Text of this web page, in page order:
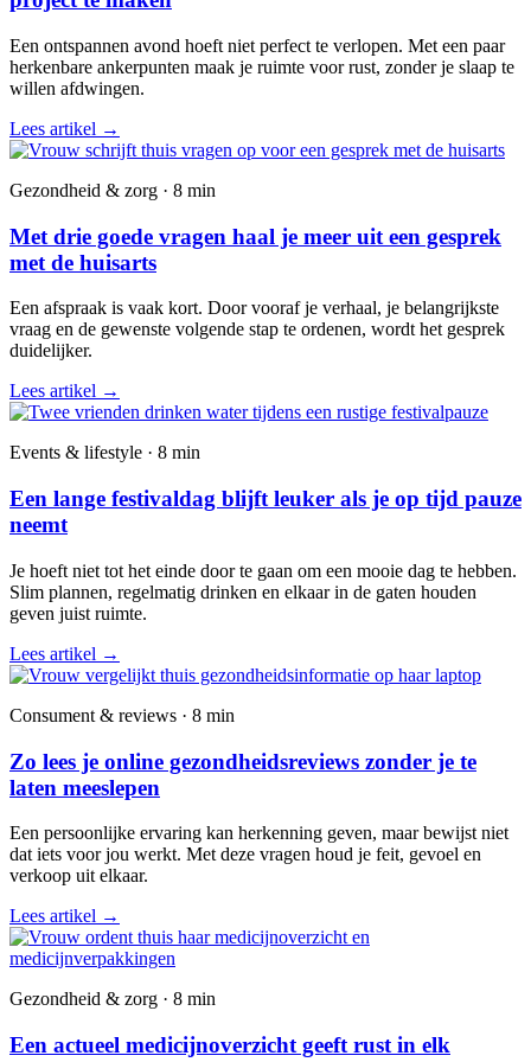
Een ontspannen avond hoeft niet perfect te verlopen. Met een paar
herkenbare ankerpunten maak je ruimte voor rust, zonder je slaap te
willen afdwingen.
Lees artikel →
Gezondheid & zorg · 8 min
Met drie goede vragen haal je meer uit een gesprek
met de huisarts
Een afspraak is vaak kort. Door vooraf je verhaal, je belangrijkste
vraag en de gewenste volgende stap te ordenen, wordt het gesprek
duidelijker.
Lees artikel →
Events & lifestyle · 8 min
Een lange festivaldag blijft leuker als je op tijd pauze
neemt
Je hoeft niet tot het einde door te gaan om een mooie dag te hebben.
Slim plannen, regelmatig drinken en elkaar in de gaten houden
geven juist ruimte.
Lees artikel →
Consument & reviews · 8 min
Zo lees je online gezondheidsreviews zonder je te
laten meeslepen
Een persoonlijke ervaring kan herkenning geven, maar bewijst niet
dat iets voor jou werkt. Met deze vragen houd je feit, gevoel en
verkoop uit elkaar.
Lees artikel →
Gezondheid & zorg · 8 min
Een actueel medicijnoverzicht geeft rust in elk